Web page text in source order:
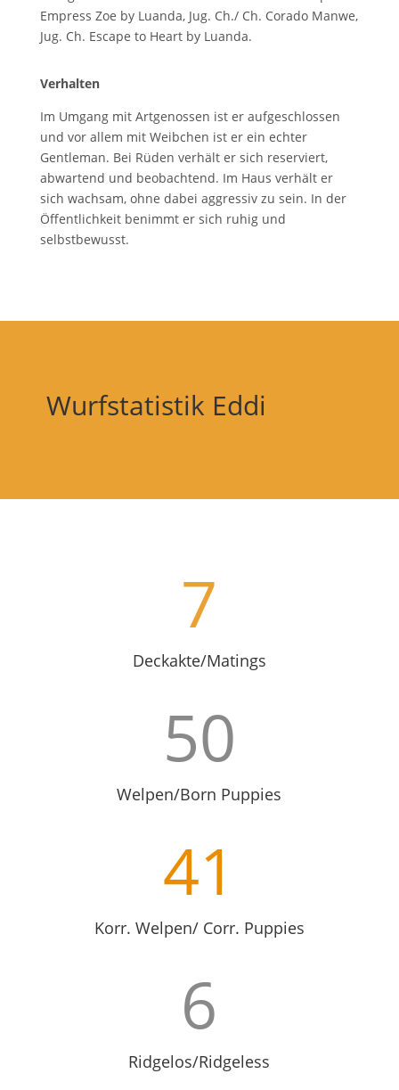
Empress Zoe by Luanda, Jug. Ch./ Ch. Corado Manwe,
Jug. Ch. Escape to Heart by Luanda.
Verhalten
Im Umgang mit Artgenossen ist er aufgeschlossen
und vor allem mit Weibchen ist er ein echter
Gentleman. Bei Rüden verhält er sich reserviert,
abwartend und beobachtend. Im Haus verhält er
sich wachsam, ohne dabei aggressiv zu sein. In der
Öffentlichkeit benimmt er sich ruhig und
selbstbewusst.
Wurfstatistik Eddi
7
Deckakte/Matings
50
Welpen/Born Puppies
41
Korr. Welpen/ Corr. Puppies
6
Ridgelos/Ridgeless